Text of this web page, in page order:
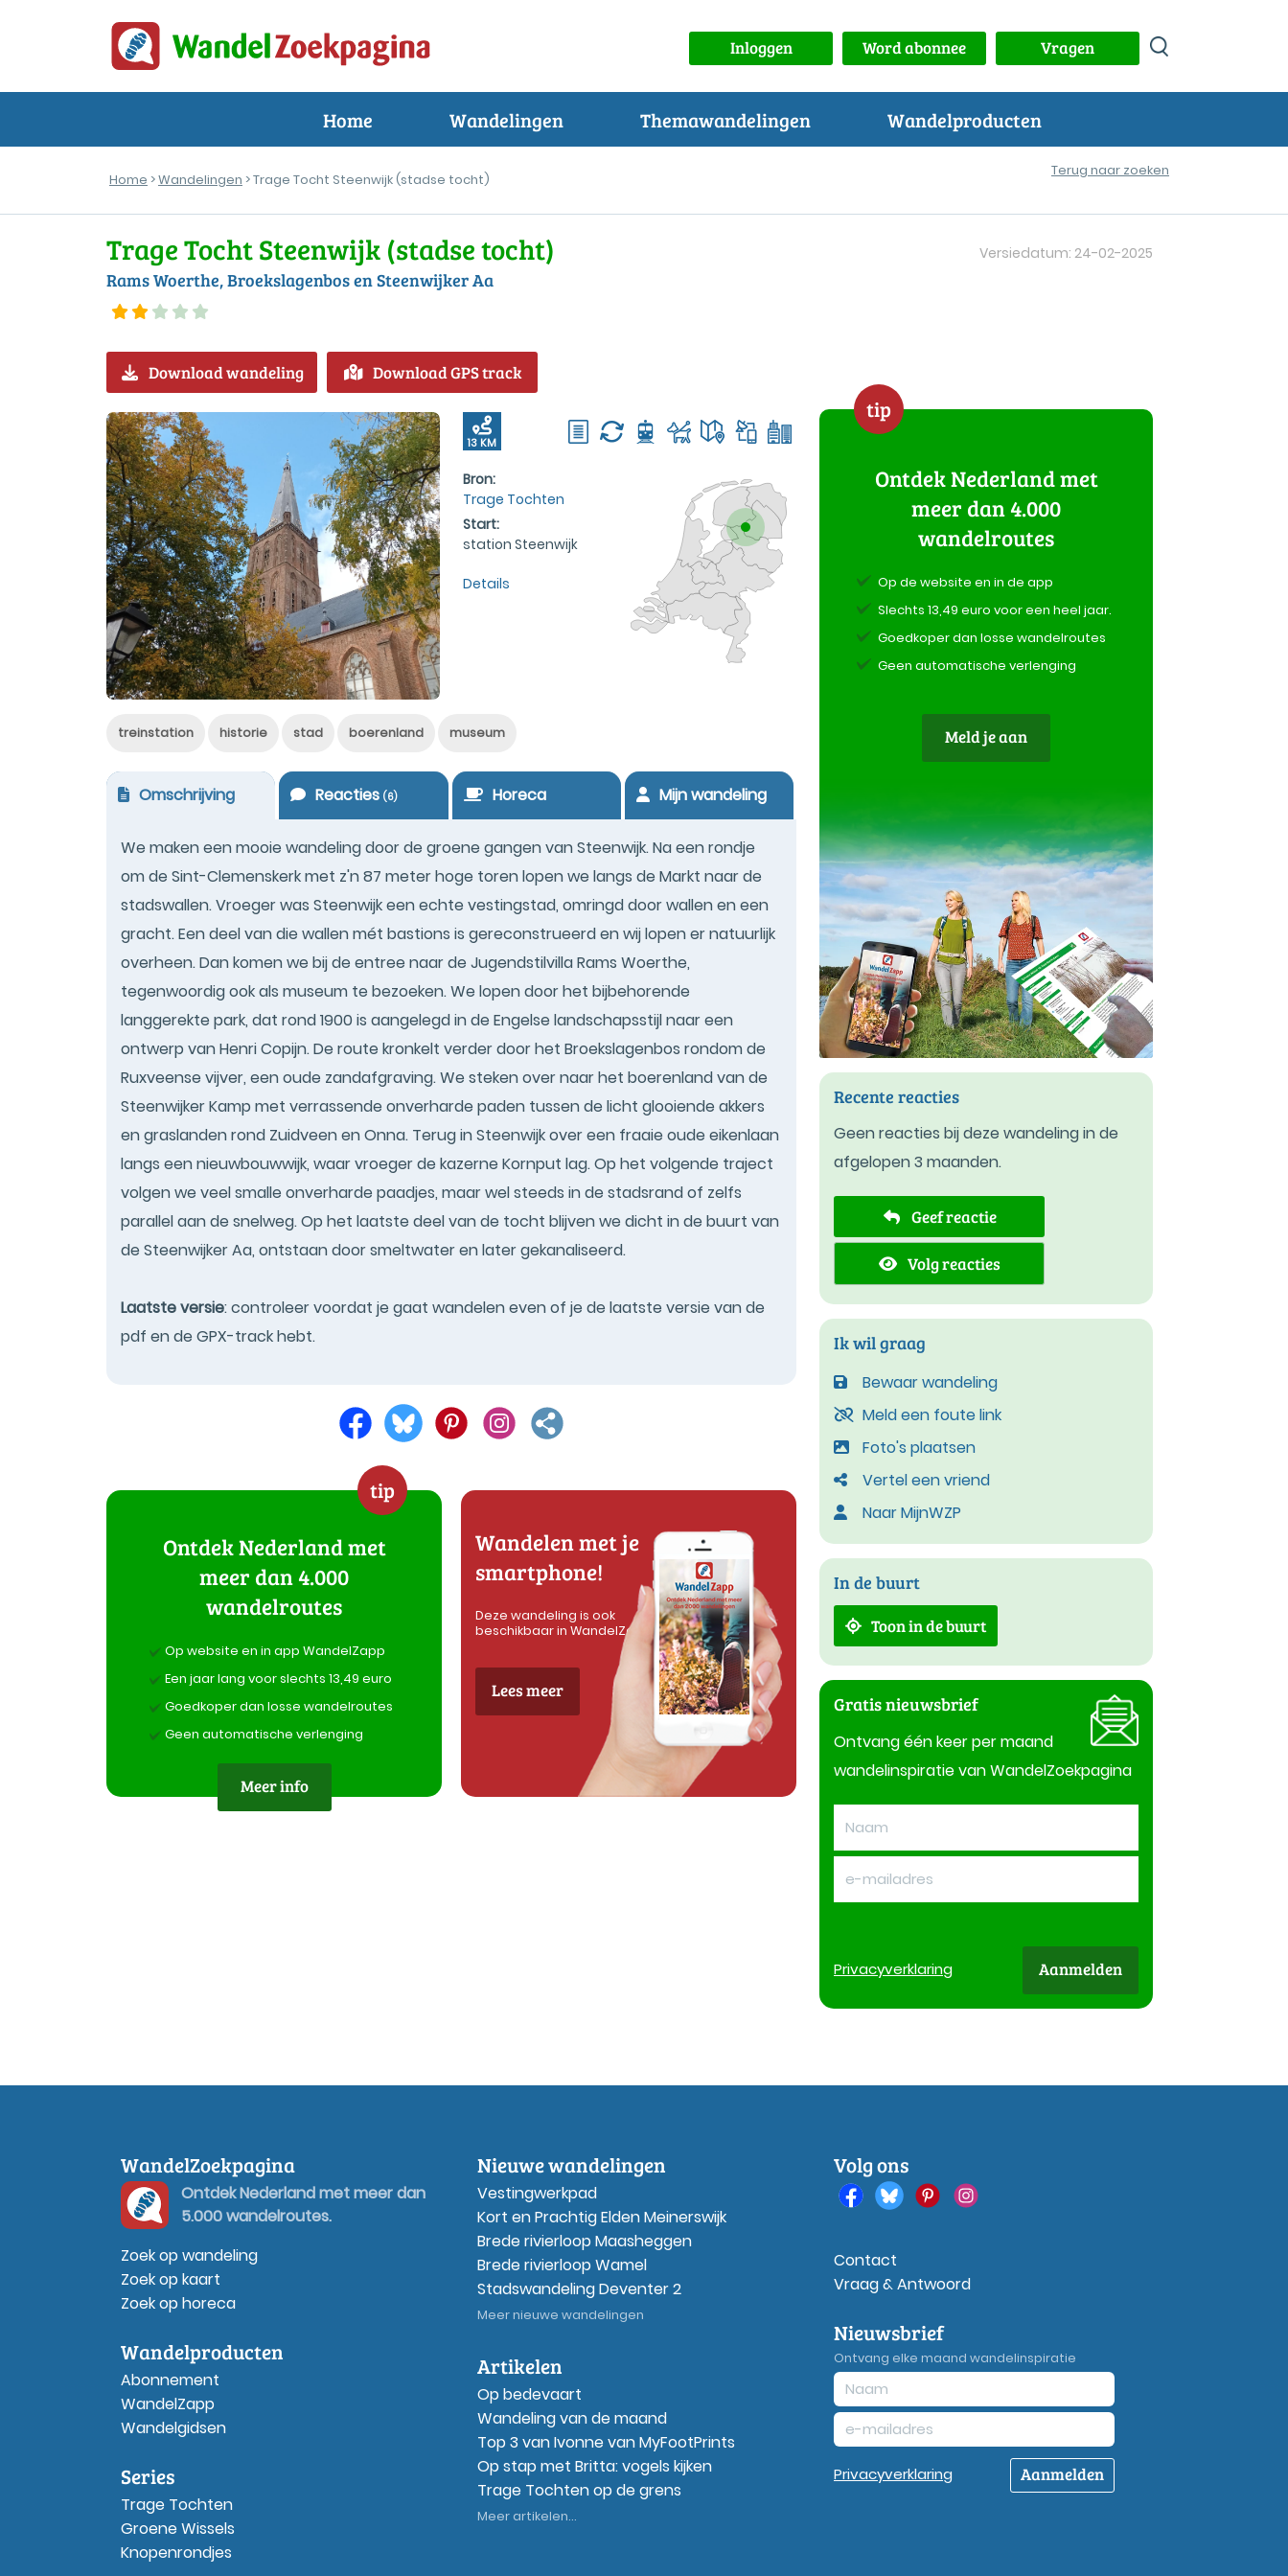
Inloggen Word abonnee Vragen
Home Wandelingen Themawandelingen Wandelproducten
Home >Wandelingen > Trage Tocht Steenwijk (stadse tocht)
Terug naar zoeken
Trage Tocht Steenwijk (stadse tocht)
Rams Woerthe, Broekslagenbos en Steenwijker Aa
Versiedatum: 24-02-2025
Download wandeling Download GPS track
13 KM
Bron:
Trage Tochten
Start:
station Steenwijk
Details
treinstation historie stad boerenland museum
Omschrijving Reacties(6) Horeca Mijn wandeling
We maken een mooie wandeling door de groene gangen van Steenwijk. Na een rondje
om de Sint-Clemenskerk met z'n 87 meter hoge toren lopen we langs de Markt naar de
stadswallen. Vroeger was Steenwijk een echte vestingstad, omringd door wallen en een
gracht. Een deel van die wallen mét bastions is gereconstrueerd en wij lopen er natuurlijk
overheen. Dan komen we bij de entree naar de Jugendstilvilla Rams Woerthe,
tegenwoordig ook als museum te bezoeken. We lopen door het bijbehorende
langgerekte park, dat rond 1900 is aangelegd in de Engelse landschapsstijl naar een
ontwerp van Henri Copijn. De route kronkelt verder door het Broekslagenbos rondom de
Ruxveense vijver, een oude zandafgraving. We steken over naar het boerenland van de
Steenwijker Kamp met verrassende onverharde paden tussen de licht glooiende akkers
en graslanden rond Zuidveen en Onna. Terug in Steenwijk over een fraaie oude eikenlaan
langs een nieuwbouwwijk, waar vroeger de kazerne Kornput lag. Op het volgende traject
volgen we veel smalle onverharde paadjes, maar wel steeds in de stadsrand of zelfs
parallel aan de snelweg. Op het laatste deel van de tocht blijven we dicht in de buurt van
de Steenwijker Aa, ontstaan door smeltwater en later gekanaliseerd.
Laatste versie: controleer voordat je gaat wandelen even of je de laatste versie van de
pdf en de GPX-track hebt.
tip
Ontdek Nederland met
meer dan 4.000
wandelroutes
Op website en in app WandelZapp
Een jaar lang voor slechts 13,49 euro
Goedkoper dan losse wandelroutes
Geen automatische verlenging
Meer info
Wandelen met je
smartphone!
Deze wandeling is ook
beschikbaar in WandelZapp
Lees meer
tip
Ontdek Nederland met
meer dan 4.000
wandelroutes
Op de website en in de app
Slechts 13,49 euro voor een heel jaar.
Goedkoper dan losse wandelroutes
Geen automatische verlenging
Meld je aan
Recente reacties
Geen reacties bij deze wandeling in de
afgelopen 3 maanden.
Geef reactie
Volg reacties
Ik wil graag
Bewaar wandeling
Meld een foute link
Foto's plaatsen
Vertel een vriend
Naar MijnWZP
In de buurt
Toon in de buurt
Gratis nieuwsbrief
Ontvang één keer per maand
wandelinspiratie van WandelZoekpagina
Privacyverklaring Aanmelden
WandelZoekpagina
Ontdek Nederland met meer dan
5.000 wandelroutes.
Zoek op wandeling
Zoek op kaart
Zoek op horeca
Wandelproducten
Abonnement
WandelZapp
Wandelgidsen
Series
Trage Tochten
Groene Wissels
Knopenrondjes
Nieuwe wandelingen
Vestingwerkpad
Kort en Prachtig Elden Meinerswijk
Brede rivierloop Maasheggen
Brede rivierloop Wamel
Stadswandeling Deventer 2
Meer nieuwe wandelingen
Artikelen
Op bedevaart
Wandeling van de maand
Top 3 van Ivonne van MyFootPrints
Op stap met Britta: vogels kijken
Trage Tochten op de grens
Meer artikelen...
Volg ons
Contact
Vraag & Antwoord
Nieuwsbrief
Ontvang elke maand wandelinspiratie
Privacyverklaring Aanmelden